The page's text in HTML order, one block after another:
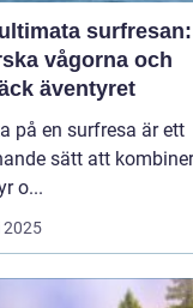
surfresan:
vågorna och
äventyret
på en surfresa är ett
sätt att
o...
2025